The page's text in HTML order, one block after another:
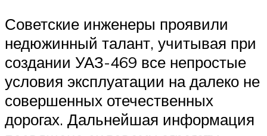
Советские инженеры проявили
недюжинный талант, учитывая при
создании УАЗ-469 все непростые
условия эксплуатации на далеко не
совершенных отечественных
дорогах. Дальнейшая информация